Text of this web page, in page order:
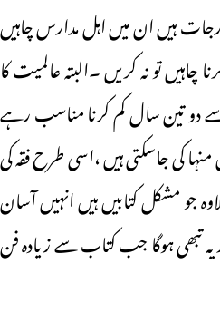
ہیں ان میں اہل مدارس چاہیں
چاہیں تو نہ کریں ۔البتہ عالمیت کا
دو تین سال کم کرنا مناسب رہے
کی جاسکتی ہیں ،اسی طرح فقہ کی
جو مشکل کتابیں ہیں انہیں آسان
تبھی ہوگا جب کتاب سے زیادہ فن